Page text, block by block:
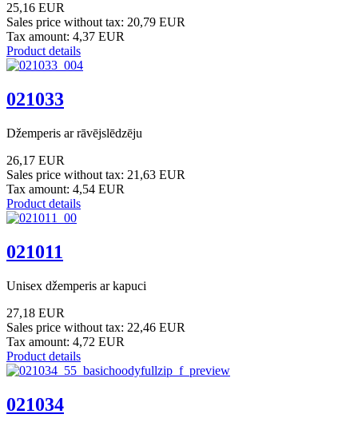
25,16 EUR
Sales price without tax: 20,79 EUR
Tax amount: 4,37 EUR
Product details
021033
Džemperis ar rāvējslēdzēju
26,17 EUR
Sales price without tax: 21,63 EUR
Tax amount: 4,54 EUR
Product details
021011
Unisex džemperis ar kapuci
27,18 EUR
Sales price without tax: 22,46 EUR
Tax amount: 4,72 EUR
Product details
021034